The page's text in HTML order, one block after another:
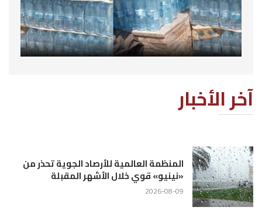
آخر الأخبار
المنظمة العالمية للأرصاد الجوية تحذر من
«نينيو» قوي خلال الأشهر المقبلة
2026-08-09